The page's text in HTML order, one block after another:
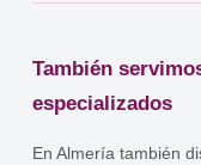
También
especializados
En Almería también